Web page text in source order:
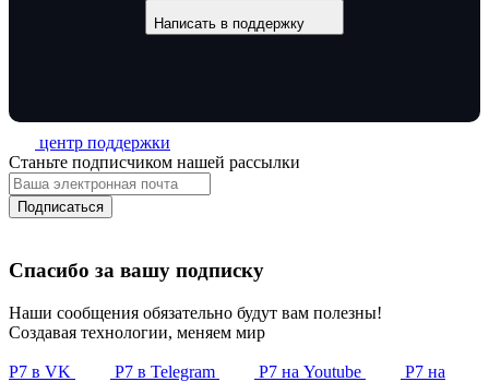
Написать в поддержку
центр поддержки
Станьте подписчиком нашей рассылки
Подписаться
Спасибо за вашу подписку
Наши сообщения обязательно будут вам полезны!
Создавая технологии, меняем мир
Р7 в VK Р7 в Telegram Р7 на Youtube Р7 на